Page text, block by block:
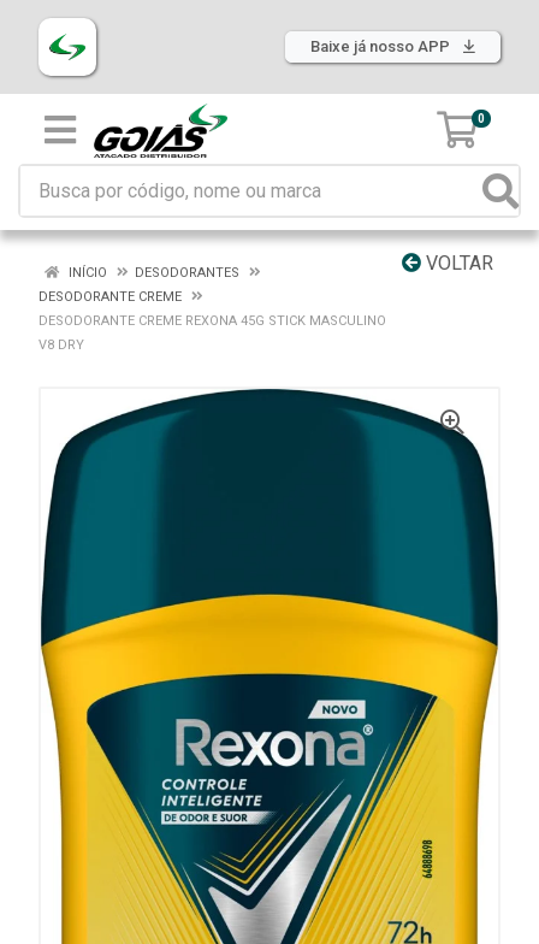
Baixe já nosso APP
0
VOLTAR
INÍCIO
DESODORANTES
DESODORANTE CREME
DESODORANTE CREME REXONA 45G STICK MASCULINO
V8 DRY